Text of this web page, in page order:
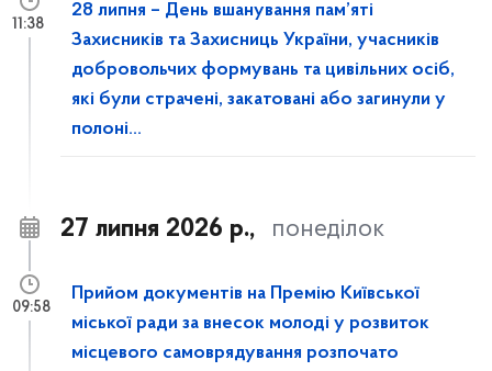
28 липня – День вшанування пам’яті
Захисників та Захисниць України, учасників
добровольчих формувань та цивільних осіб,
які були страчені, закатовані або загинули у
полоні...
11:38
27 липня 2026 р., понеділок
Прийом документів на Премію Київської
міської ради за внесок молоді у розвиток
місцевого самоврядування розпочато
09:58